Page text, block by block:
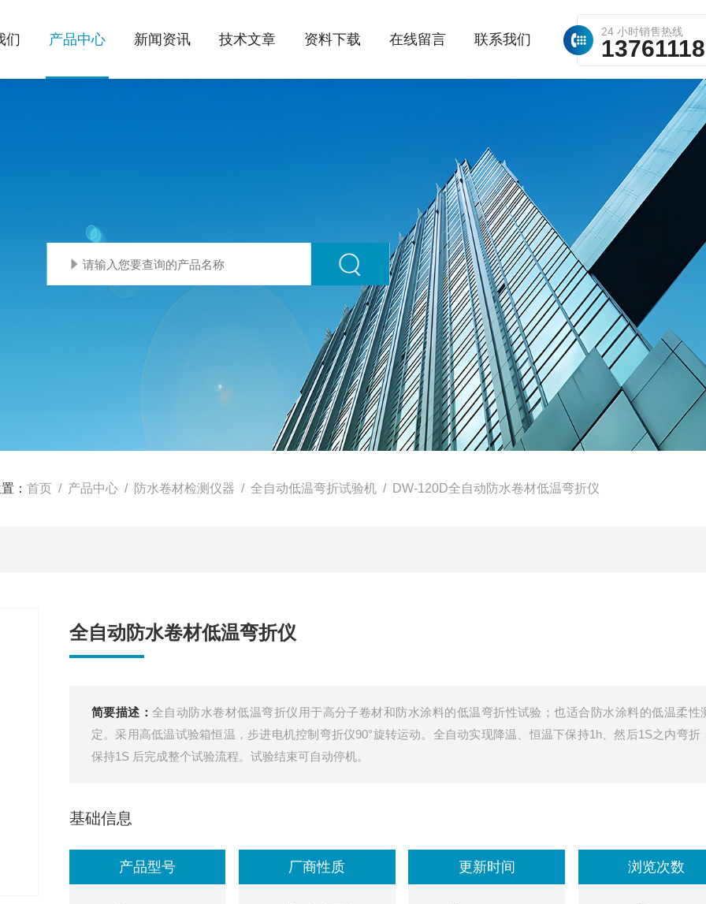
24 小时销售热线
们 产品中心 新闻资讯 技术文章 资料下载 在线留言 联系我们
： 首页 / 产品中心 / 防水卷材检测仪器 / 全自动低温弯折试验机 / DW-120D全自动防水卷材低温弯折仪
全自动防水卷材低温弯折仪
简要描述： 全自动防水卷材低温弯折仪用于高分子卷材和防水涂料的低温弯折性试验；也适合防水涂料的低温柔性
定。采用高低温试验箱恒温，步进电机控制弯折仪90°旋转运动。全自动实现降温、恒温下保持1h、然后1S之内弯折
保持1S 后完成整个试验流程。试验结束可自动停机。
基础信息
产品型号 厂商性质 更新时间 浏览次数